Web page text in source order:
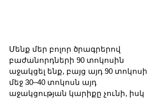
Մենք մեր բոլոր ծրագրերով
բաժանորդների 90 տոկոսին
աջակցել ենք, բայց այդ 90 տոկոսի
մեջ 30–40 տոկոսն այդ
աջակցության կարիքը չունի, իսկ